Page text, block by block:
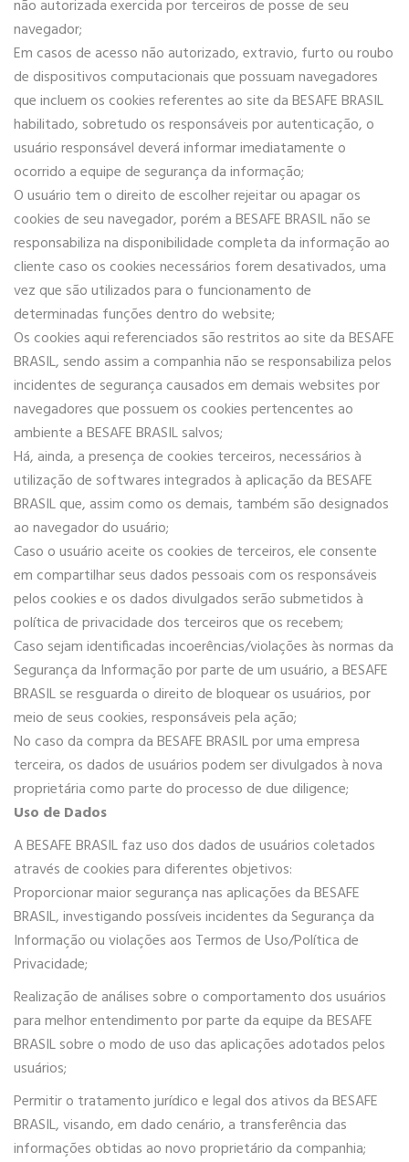
não autorizada exercida por terceiros de posse de seu
navegador;
Em casos de acesso não autorizado, extravio, furto ou roubo
de dispositivos computacionais que possuam navegadores
que incluem os cookies referentes ao site da BESAFE BRASIL
habilitado, sobretudo os responsáveis por autenticação, o
usuário responsável deverá informar imediatamente o
ocorrido a equipe de segurança da informação;
O usuário tem o direito de escolher rejeitar ou apagar os
cookies de seu navegador, porém a BESAFE BRASIL não se
responsabiliza na disponibilidade completa da informação ao
cliente caso os cookies necessários forem desativados, uma
vez que são utilizados para o funcionamento de
determinadas funções dentro do website;
Os cookies aqui referenciados são restritos ao site da BESAFE
BRASIL, sendo assim a companhia não se responsabiliza pelos
incidentes de segurança causados em demais websites por
navegadores que possuem os cookies pertencentes ao
ambiente a BESAFE BRASIL salvos;
Há, ainda, a presença de cookies terceiros, necessários à
utilização de softwares integrados à aplicação da BESAFE
BRASIL que, assim como os demais, também são designados
ao navegador do usuário;
Caso o usuário aceite os cookies de terceiros, ele consente
em compartilhar seus dados pessoais com os responsáveis
pelos cookies e os dados divulgados serão submetidos à
política de privacidade dos terceiros que os recebem;
Caso sejam identificadas incoerências/violações às normas da
Segurança da Informação por parte de um usuário, a BESAFE
BRASIL se resguarda o direito de bloquear os usuários, por
meio de seus cookies, responsáveis pela ação;
No caso da compra da BESAFE BRASIL por uma empresa
terceira, os dados de usuários podem ser divulgados à nova
proprietária como parte do processo de due diligence;
Uso de Dados
A BESAFE BRASIL faz uso dos dados de usuários coletados
através de cookies para diferentes objetivos:
Proporcionar maior segurança nas aplicações da BESAFE
BRASIL, investigando possíveis incidentes da Segurança da
Informação ou violações aos Termos de Uso/Política de
Privacidade;
Realização de análises sobre o comportamento dos usuários
para melhor entendimento por parte da equipe da BESAFE
BRASIL sobre o modo de uso das aplicações adotados pelos
usuários;
Permitir o tratamento jurídico e legal dos ativos da BESAFE
BRASIL, visando, em dado cenário, a transferência das
informações obtidas ao novo proprietário da companhia;